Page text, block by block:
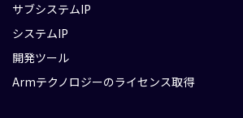
サブシステムIP
システムIP
開発ツール
Armテクノロジーのライセンス取得